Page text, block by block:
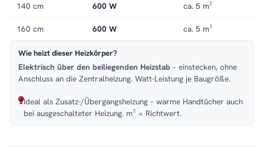
140 cm 600 W ca. 5 m²
160 cm 600 W ca. 5 m²
Wie heizt dieser Heizkörper?
Elektrisch über den beiliegenden Heizstab – einstecken, ohne
Anschluss an die Zentralheizung. Watt-Leistung je Baugröße.
Ideal als Zusatz-/Übergangsheizung – warme Handtücher auch
bei ausgeschalteter Heizung. m² = Richtwert.